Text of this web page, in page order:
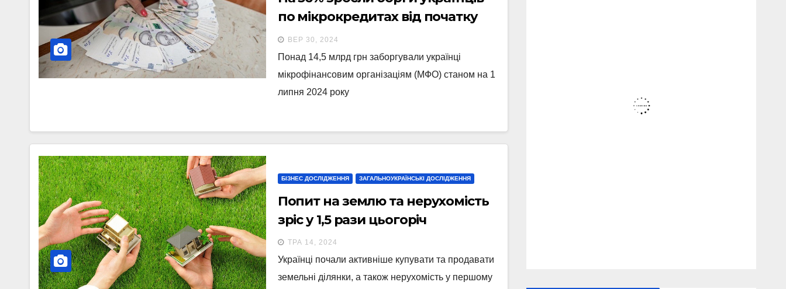
по мікрокредитах від початку
року
ВЕР 30, 2024
Понад 14,5 млрд грн заборгували українці
мікрофінансовим організаціям (МФО) станом на 1
липня 2024 року
БІЗНЕС ДОСЛІДЖЕННЯ ЗАГАЛЬНОУКРАЇНСЬКІ ДОСЛІДЖЕННЯ
Попит на землю та нерухомість
зріс у 1,5 рази цьогоріч
ТРА 14, 2024
Українці почали активніше купувати та продавати
земельні ділянки, а також нерухомість у першому